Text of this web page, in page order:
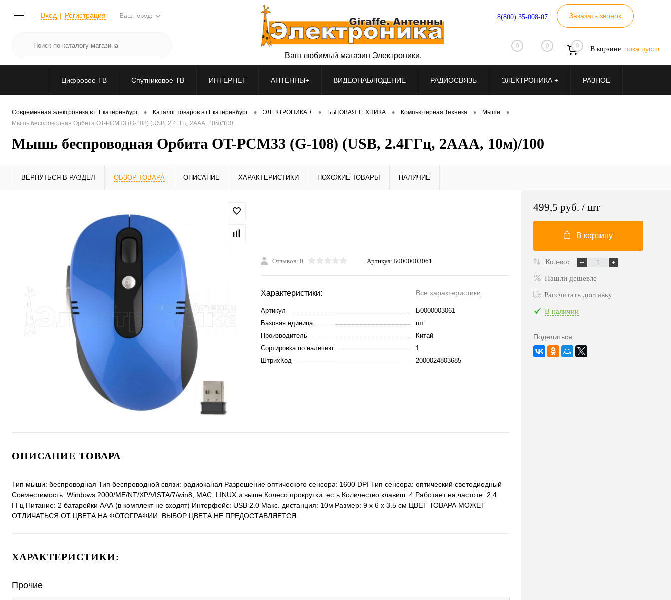
Вход Регистрация Ваш город: 8(800) 35-008-07 Заказать звонок
0 0 0 В корзине пока пусто
Ваш любимый магазин Электроники.
Цифровое ТВ Спутниковое ТВ ИНТЕРНЕТ АНТЕННЫ+ ВИДЕОНАБЛЮДЕНИЕ РАДИОСВЯЗЬ ЭЛЕКТРОНИКА + РАЗНОЕ
Современная электроника в г. Екатеринбург • Каталог товаров в г.Екатеринбург • ЭЛЕКТРОНИКА + • БЫТОВАЯ ТЕХНИКА • Компьютерная Техника • Мыши •
Мышь беспроводная Орбита OT-PCM33 (G-108) (USB, 2.4ГГц, 2ААА, 10м)/100
Мышь беспроводная Орбита OT-PCM33 (G-108) (USB, 2.4ГГц, 2ААА, 10м)/100
ВЕРНУТЬСЯ В РАЗДЕЛ ОБЗОР ТОВАРА ОПИСАНИЕ ХАРАКТЕРИСТИКИ ПОХОЖИЕ ТОВАРЫ НАЛИЧИЕ
Отзывов: 0 Артикул: Б0000003061
Характеристики: Все характеристики
Артикул
Б0000003061
Базовая единица
шт
Производитель
Китай
Сортировка по наличию
1
ШтрихКод
2000024803685
ОПИСАНИЕ ТОВАРА
Тип мыши: беспроводная Тип беспроводной связи: радиоканал Разрешение оптического сенсора: 1600 DPI Тип сенсора: оптический светодиодный
Совместимость: Windows 2000/ME/NT/XP/VISTA/7/win8, MAC, LINUX и выше Колесо прокрутки: есть Количество клавиш: 4 Работает на частоте: 2,4
ГГц Питание: 2 батарейки AАА (в комплект не входят) Интерфейс: USB 2.0 Макс. дистанция: 10м Размер: 9 х 6 х 3.5 см ЦВЕТ ТОВАРА МОЖЕТ
ОТЛИЧАТЬСЯ ОТ ЦВЕТА НА ФОТОГРАФИИ. ВЫБОР ЦВЕТА НЕ ПРЕДОСТАВЛЯЕТСЯ.
ХАРАКТЕРИСТИКИ:
Прочие
499,5 руб. / шт
В корзину
Кол-во:
Нашли дешевле
Рассчитать доставку
В наличии
Поделиться